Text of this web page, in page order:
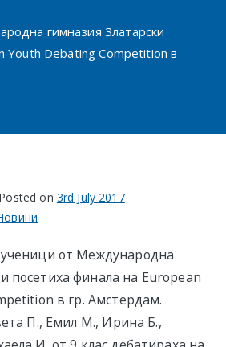
гимназия Златарски
Youth Debating Competition в
Posted on 3rd July 2017
от Международна
посетиха финала на European
в гр. Амстердам.
П., Емил М., Ирина Б.,